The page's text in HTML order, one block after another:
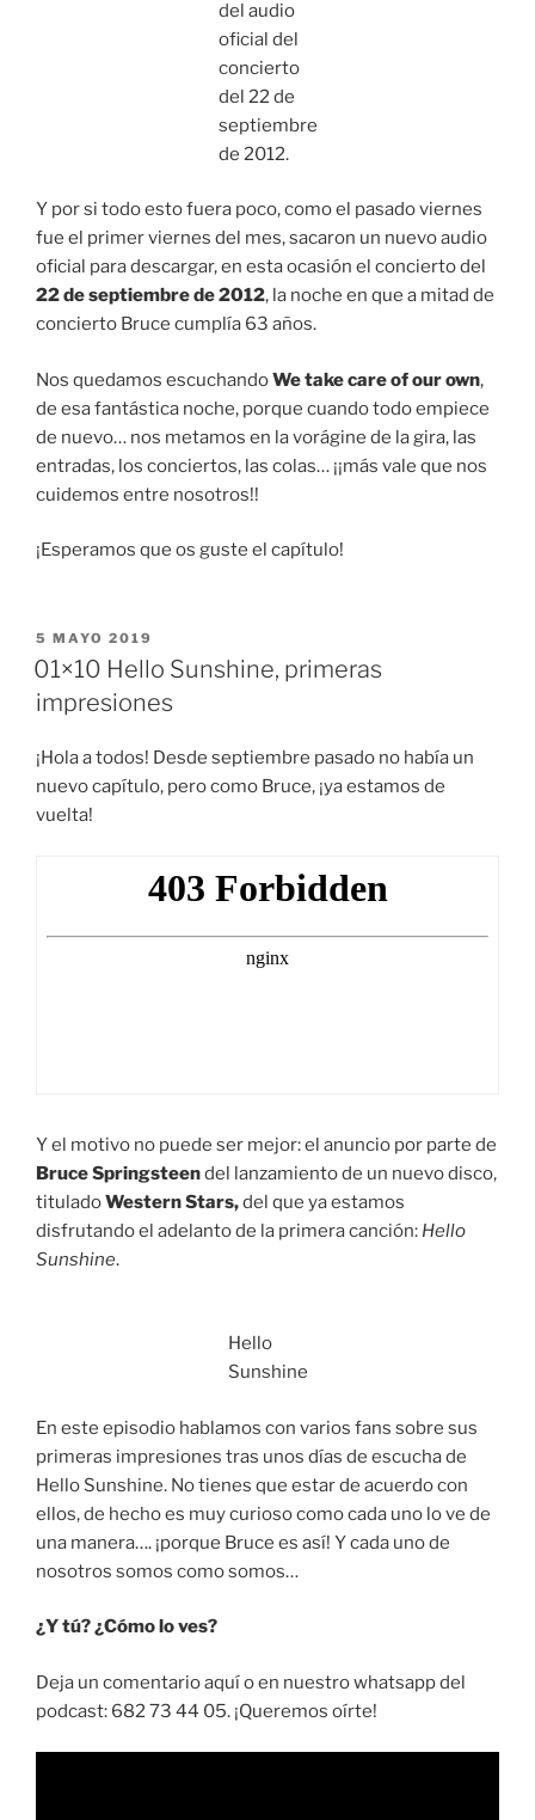
del audio
oficial del
concierto
del 22 de
septiembre
de 2012.
Y por si todo esto fuera poco, como el pasado viernes
fue el primer viernes del mes, sacaron un nuevo audio
oficial para descargar, en esta ocasión el concierto del
22 de septiembre de 2012, la noche en que a mitad de
concierto Bruce cumplía 63 años.
Nos quedamos escuchandoWe take care of our own,
de esa fantástica noche, porque cuando todo empiece
de nuevo… nos metamos en la vorágine de la gira, las
entradas, los conciertos, las colas… ¡¡más vale que nos
cuidemos entre nosotros!!
¡Esperamos que os guste el capítulo!
PUBLICADO
EL
5 MAYO 2019
01×10 Hello Sunshine, primeras
impresiones
¡Hola a todos! Desde septiembre pasado no había un
nuevo capítulo, pero como Bruce, ¡ya estamos de
vuelta!
Y el motivo no puede ser mejor: el anuncio por parte de
Bruce Springsteendel lanzamiento de un nuevo disco,
tituladoWestern Stars,del que ya estamos
disfrutando el adelanto de la primera canción: Hello
Sunshine.
Hello
Sunshine
En este episodio hablamos con varios fans sobre sus
primeras impresiones tras unos días de escucha de
Hello Sunshine. No tienes que estar de acuerdo con
ellos, de hecho es muy curioso como cada uno lo ve de
una manera…. ¡porque Bruce es así! Y cada uno de
nosotros somos como somos…
¿Y tú? ¿Cómo lo ves?
Deja un comentario aquí o en nuestro whatsapp del
podcast: 682 73 44 05. ¡Queremos oírte!